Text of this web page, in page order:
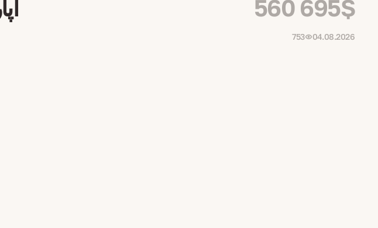
560 695$
753 04.08.2026